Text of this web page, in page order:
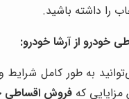
را داشته باشید.
خودروازآرشا خودرو:
به طور کامل
مزایایی که فروش اقساطی